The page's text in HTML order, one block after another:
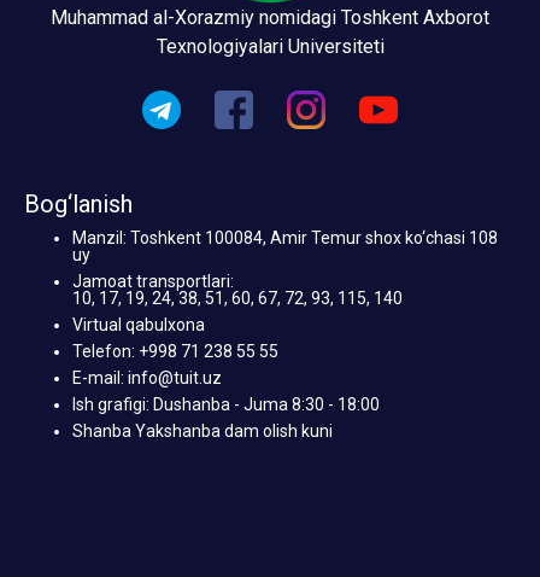
Muhammad al-Xorazmiy nomidagi Toshkent Axborot
Texnologiyalari Universiteti
Bog‘lanish
Manzil: Toshkent 100084, Amir Temur shox ko‘chasi 108
uy
Jamoat transportlari:
10, 17, 19, 24, 38, 51, 60, 67, 72, 93, 115, 140
Virtual qabulxona
Telefon: +998 71 238 55 55
E-mail: info@tuit.uz
Ish grafigi: Dushanba - Juma 8:30 - 18:00
Shanba Yakshanba dam olish kuni